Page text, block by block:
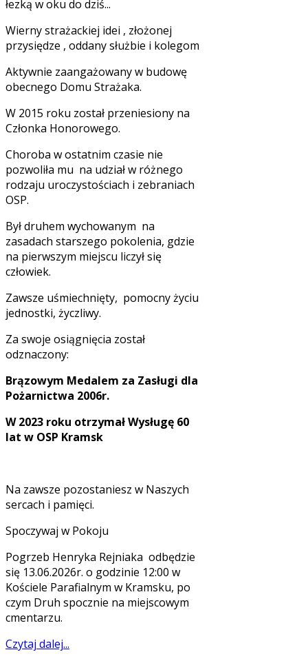
łezką w oku do dziś...
Wierny strażackiej idei , złożonej
przysiędze , oddany służbie i kolegom
Aktywnie zaangażowany w budowę
obecnego Domu Strażaka.
W 2015 roku został przeniesiony na
Członka Honorowego.
Choroba w ostatnim czasie nie
pozwoliła mu na udział w różnego
rodzaju uroczystościach i zebraniach
OSP.
Był druhem wychowanym na
zasadach starszego pokolenia, gdzie
na pierwszym miejscu liczył się
człowiek.
Zawsze uśmiechnięty, pomocny życiu
jednostki, życzliwy.
Za swoje osiągnięcia został
odznaczony:
Brązowym Medalem za Zasługi dla
Pożarnictwa 2006r.
W 2023 roku otrzymał Wysługę 60
lat w OSP Kramsk
Na zawsze pozostaniesz w Naszych
sercach i pamięci.
Spoczywaj w Pokoju
Pogrzeb Henryka Rejniaka odbędzie
się 13.06.2026r. o godzinie 12:00 w
Kościele Parafialnym w Kramsku, po
czym Druh spocznie na miejscowym
cmentarzu.
Czytaj dalej...